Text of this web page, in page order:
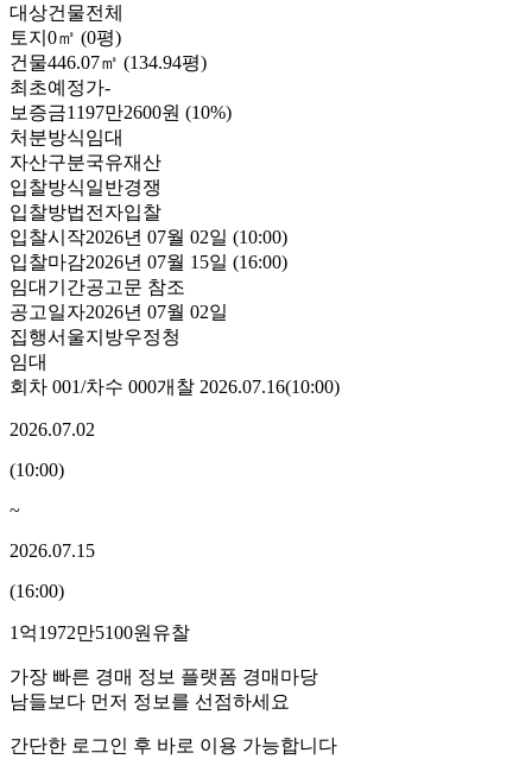
대상건물전체
토지 0㎡ (0평)
건물446.07㎡ (134.94평)
최초예정가-
보증금1197만2600원 (10%)
처분방식임대
자산구분국유재산
입찰방식일반경쟁
입찰방법전자입찰
입찰시작2026년 07월 02일 (10:00)
입찰마감2026년 07월 15일 (16:00)
임대기간공고문 참조
공고일자2026년 07월 02일
집행서울지방우정청
임대
회차 001/차수 000개찰 2026.07.16(10:00)
2026.07.02
(10:00)
~
2026.07.15
(16:00)
1억1972만5100원 유찰
가장 빠른 경매 정보 플랫폼 경매마당
남들보다 먼저 정보를 선점하세요
간단한 로그인 후 바로 이용 가능합니다